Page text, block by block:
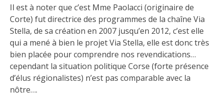
Il est à noter que c’est Mme Paolacci (originaire de
Corte) fut directrice des programmes de la chaîne Via
Stella, de sa création en 2007 jusqu’en 2012, c’est elle
qui a mené à bien le projet Via Stella, elle est donc très
bien placée pour comprendre nos revendications…
cependant la situation politique Corse (forte présence
d’élus régionalistes) n’est pas comparable avec la
nôtre….